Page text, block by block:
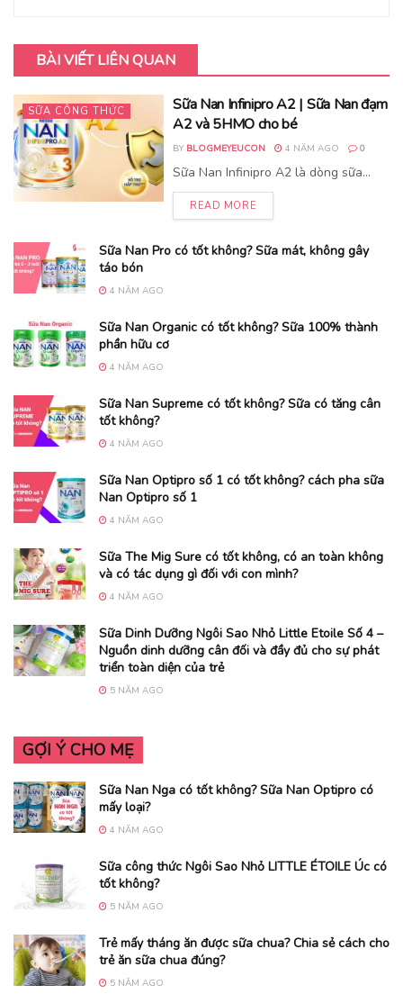
BÀI VIẾT LIÊN QUAN
SỮA CÔNG THỨC
Sữa Nan Infinipro A2 | Sữa Nan đạm
A2 và 5HMO cho bé
BY BLOGMEYEUCON 4 NĂM AGO 0
Sữa Nan Infinipro A2 là dòng sữa...
READ MORE
Sữa Nan Pro có tốt không? Sữa mát, không gây
táo bón
4 NĂM AGO
Sữa Nan Organic có tốt không? Sữa 100% thành
phần hữu cơ
4 NĂM AGO
Sữa Nan Supreme có tốt không? Sữa có tăng cân
tốt không?
4 NĂM AGO
Sữa Nan Optipro số 1 có tốt không? cách pha sữa
Nan Optipro số 1
4 NĂM AGO
Sữa The Mig Sure có tốt không, có an toàn không
và có tác dụng gì đối với con mình?
4 NĂM AGO
Sữa Dinh Dưỡng Ngôi Sao Nhỏ Little Etoile Số 4 –
Nguồn dinh dưỡng cân đối và đầy đủ cho sự phát
triển toàn diện của trẻ
5 NĂM AGO
GỢI Ý CHO MẸ
Sữa Nan Nga có tốt không? Sữa Nan Optipro có
mấy loại?
4 NĂM AGO
Sữa công thức Ngôi Sao Nhỏ LITTLE ÉTOILE Úc có
tốt không?
5 NĂM AGO
Trẻ mấy tháng ăn được sữa chua? Chia sẻ cách cho
trẻ ăn sữa chua đúng?
5 NĂM AGO